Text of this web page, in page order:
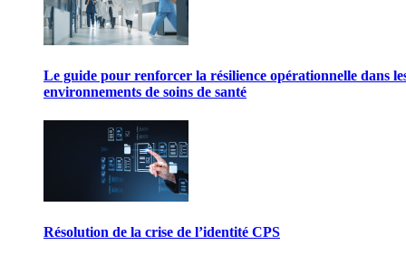
Le guide pour renforcer la résilience opérationnelle dans
environnements de soins de santé
Résolution de la crise de l’identité CPS